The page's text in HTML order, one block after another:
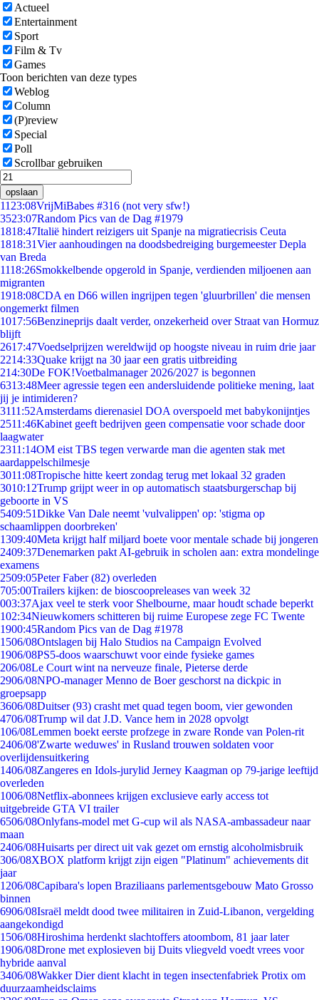
Actueel
Entertainment
Sport
Film & Tv
Games
Toon berichten van deze types
Weblog
Column
(P)review
Special
Poll
Scrollbar gebruiken
opslaan
11 23:08VrijMiBabes #316 (not very sfw!)
3523:07Random Pics van de Dag #1979
1818:47Italië hindert reizigers uit Spanje na migratiecrisis Ceuta
1818:31Vier aanhoudingen na doodsbedreiging burgemeester Depla
van Breda
1118:26Smokkelbende opgerold in Spanje, verdienden miljoenen aan
migranten
1918:08CDA en D66 willen ingrijpen tegen 'gluurbrillen' die mensen
ongemerkt filmen
1017:56Benzineprijs daalt verder, onzekerheid over Straat van Hormuz
blijft
2617:47Voedselprijzen wereldwijd op hoogste niveau in ruim drie jaar
2214:33Quake krijgt na 30 jaar een gratis uitbreiding
214:30De FOK!Voetbalmanager 2026/2027 is begonnen
6313:48Meer agressie tegen een andersluidende politieke mening, laat
jij je intimideren?
3111:52Amsterdams dierenasiel DOA overspoeld met babykonijntjes
2511:46Kabinet geeft bedrijven geen compensatie voor schade door
laagwater
2311:14OM eist TBS tegen verwarde man die agenten stak met
aardappelschilmesje
3011:08Tropische hitte keert zondag terug met lokaal 32 graden
3010:12Trump grijpt weer in op automatisch staatsburgerschap bij
geboorte in VS
5409:51Dikke Van Dale neemt 'vulvalippen' op: 'stigma op
schaamlippen doorbreken'
1309:40Meta krijgt half miljard boete voor mentale schade bij jongeren
2409:37Denemarken pakt AI-gebruik in scholen aan: extra mondelinge
examens
2509:05Peter Faber (82) overleden
705:00Trailers kijken: de bioscoopreleases van week 32
003:37Ajax veel te sterk voor Shelbourne, maar houdt schade beperkt
102:34Nieuwkomers schitteren bij ruime Europese zege FC Twente
1900:45Random Pics van de Dag #1978
1506/08Ontslagen bij Halo Studios na Campaign Evolved
1906/08PS5-doos waarschuwt voor einde fysieke games
206/08Le Court wint na nerveuze finale, Pieterse derde
2906/08NPO-manager Menno de Boer geschorst na dickpic in
groepsapp
3606/08Duitser (93) crasht met quad tegen boom, vier gewonden
4706/08Trump wil dat J.D. Vance hem in 2028 opvolgt
106/08Lemmen boekt eerste profzege in zware Ronde van Polen-rit
2406/08'Zwarte weduwes' in Rusland trouwen soldaten voor
overlijdensuitkering
1406/08Zangeres en Idols-jurylid Jerney Kaagman op 79-jarige leeftijd
overleden
1006/08Netflix-abonnees krijgen exclusieve early access tot
uitgebreide GTA VI trailer
6506/08Onlyfans-model met G-cup wil als NASA-ambassadeur naar
maan
2406/08Huisarts per direct uit vak gezet om ernstig alcoholmisbruik
306/08XBOX platform krijgt zijn eigen "Platinum" achievements dit
jaar
1206/08Capibara's lopen Braziliaans parlementsgebouw Mato Grosso
binnen
6906/08Israël meldt dood twee militairen in Zuid-Libanon, vergelding
aangekondigd
1506/08Hiroshima herdenkt slachtoffers atoombom, 81 jaar later
1906/08Drone met explosieven bij Duits vliegveld voedt vrees voor
hybride aanval
3406/08Wakker Dier dient klacht in tegen insectenfabriek Protix om
duurzaamheidsclaims